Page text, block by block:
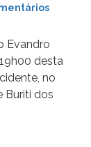
Evandro
desta
no
Buriti dos